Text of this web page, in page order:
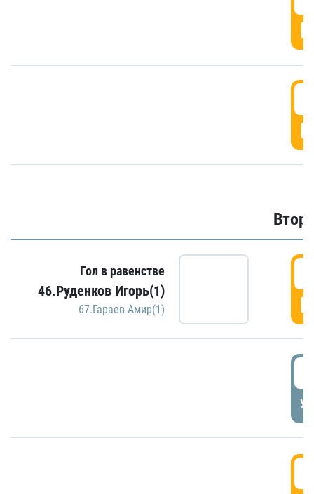
Гол в равенстве
46.Руденков Игорь(1)
67.Гараев Амир(1)